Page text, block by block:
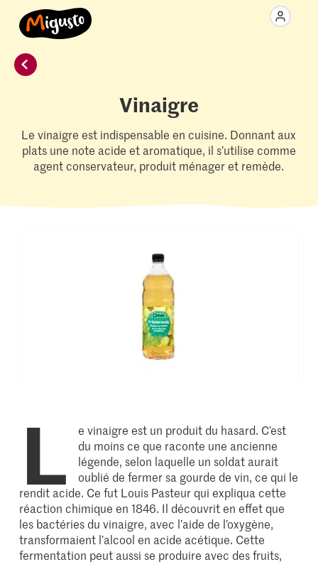
Vinaigre
Le vinaigre est indispensable en cuisine. Donnant aux
plats une note acide et aromatique, il s’utilise comme
agent conservateur, produit ménager et remède.
L
e vinaigre est un produit du hasard. C’est
du moins ce que raconte une ancienne
légende, selon laquelle un soldat aurait
oublié de fermer sa gourde de vin, ce qui le
rendit acide. Ce fut Louis Pasteur qui expliqua cette
réaction chimique en 1846. Il découvrit en effet que
les bactéries du vinaigre, avec l’aide de l’oxygène,
transformaient l’alcool en acide acétique. Cette
fermentation peut aussi se produire avec des fruits,